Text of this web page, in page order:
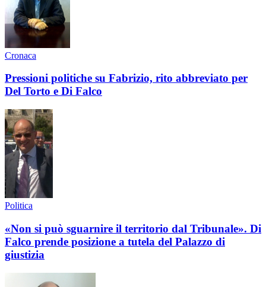
Cronaca
Pressioni politiche su Fabrizio, rito abbreviato per
Del Torto e Di Falco
Politica
«Non si può sguarnire il territorio dal Tribunale». Di
Falco prende posizione a tutela del Palazzo di
giustizia